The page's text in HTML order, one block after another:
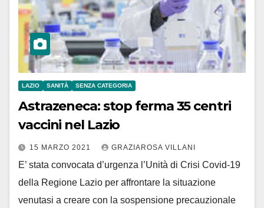
LAZIO SANITÀ SENZA CATEGORIA
Astrazeneca: stop ferma 35 centri
vaccini nel Lazio
15 MARZO 2021 GRAZIAROSA VILLANI
E’ stata convocata d’urgenza l’Unità di Crisi Covid-19
della Regione Lazio per affrontare la situazione
venutasi a creare con la sospensione precauzionale